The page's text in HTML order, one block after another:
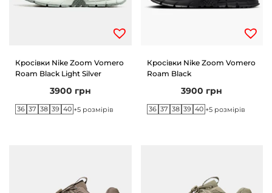
Кросівки Nike Zoom Vomero
Roam Black Light Silver
3900 грн
36 37 38 39 40 +5 розмірів
Кросівки Nike Zoom Vomero
Roam Black
3900 грн
36 37 38 39 40 +5 розмірів